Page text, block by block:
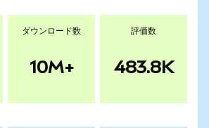
ダウンロード数
10M+
評価数
483.8K